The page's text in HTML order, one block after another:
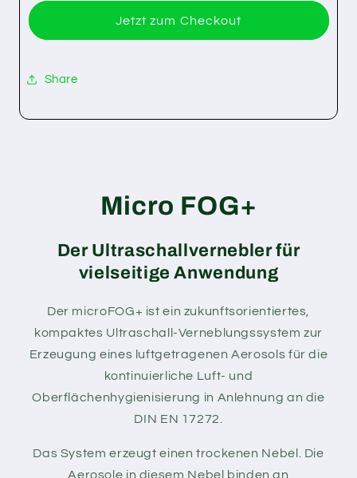
Jetzt zum Checkout
Share
Micro FOG+
Der Ultraschallvernebler für
vielseitige Anwendung
Der microFOG+ ist ein zukunftsorientiertes,
kompaktes Ultraschall-Verneblungssystem zur
Erzeugung eines luftgetragenen Aerosols für die
kontinuierliche Luft- und
Oberflächenhygienisierung in Anlehnung an die
DIN EN 17272.
Das System erzeugt einen trockenen Nebel. Die
Aerosole in diesem Nebel binden an